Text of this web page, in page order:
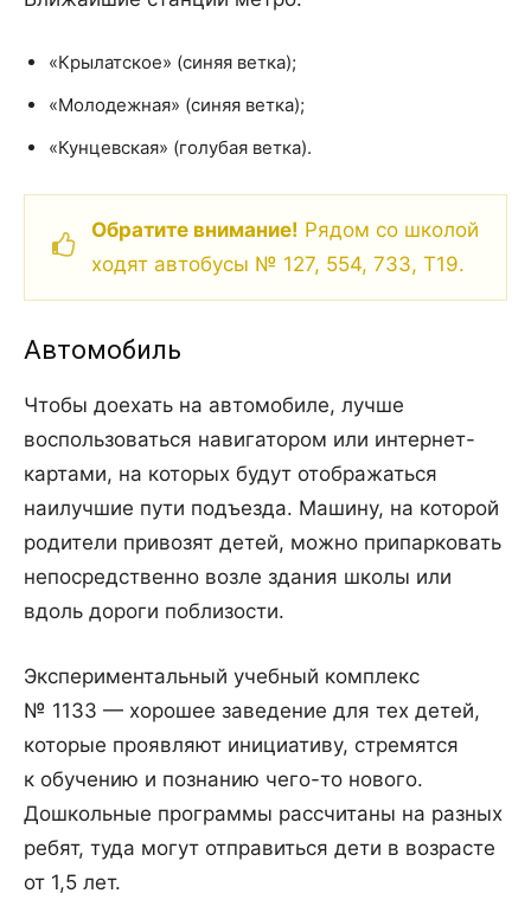
«Крылатское» (синяя ветка);
«Молодежная» (синяя ветка);
«Кунцевская» (голубая ветка).
Обратите внимание! Рядом со школой
ходят автобусы № 127, 554, 733, Т19.
Автомобиль
Чтобы доехать на автомобиле, лучше
воспользоваться навигатором или интернет-
картами, на которых будут отображаться
наилучшие пути подъезда. Машину, на которой
родители привозят детей, можно припарковать
непосредственно возле здания школы или
вдоль дороги поблизости.
Экспериментальный учебный комплекс
№ 1133 — хорошее заведение для тех детей,
которые проявляют инициативу, стремятся
к обучению и познанию чего-то нового.
Дошкольные программы рассчитаны на разных
ребят, туда могут отправиться дети в возрасте
от 1,5 лет.